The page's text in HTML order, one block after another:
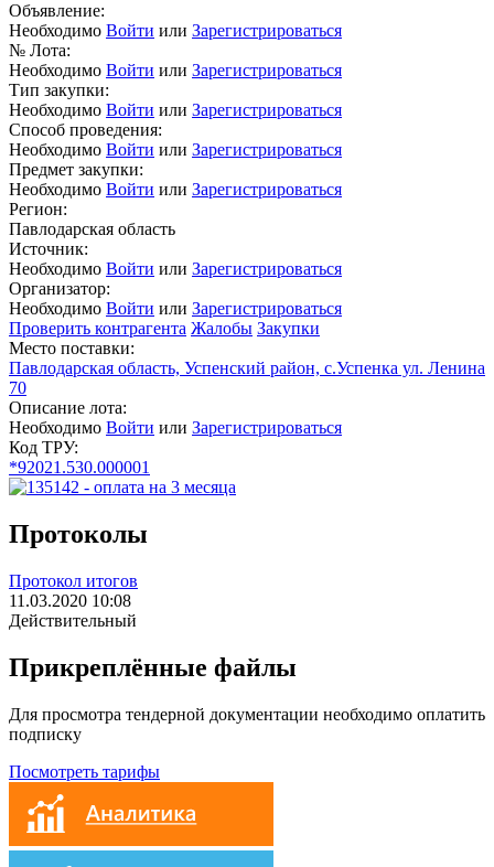
Объявление:
Необходимо Войти или Зарегистрироваться
№ Лота:
Необходимо Войти или Зарегистрироваться
Тип закупки:
Необходимо Войти или Зарегистрироваться
Способ проведения:
Необходимо Войти или Зарегистрироваться
Предмет закупки:
Необходимо Войти или Зарегистрироваться
Регион:
Павлодарская область
Источник:
Необходимо Войти или Зарегистрироваться
Организатор:
Необходимо Войти или Зарегистрироваться
Проверить контрагента Жалобы Закупки
Место поставки:
Павлодарская область, Успенский район, с.Успенка ул. Ленина
70
Описание лота:
Необходимо Войти или Зарегистрироваться
Код ТРУ:
*92021.530.000001
Протоколы
Протокол итогов
11.03.2020 10:08
Действительный
Прикреплённые файлы
Для просмотра тендерной документации необходимо оплатить
подписку
Посмотреть тарифы